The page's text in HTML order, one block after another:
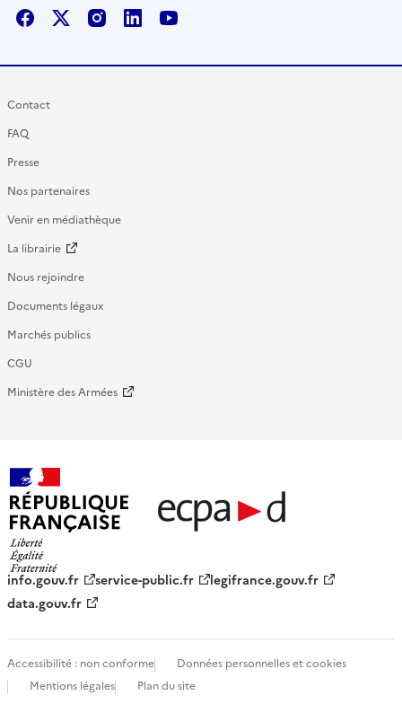
FacebookX / TwitterInstagram
LinkedInYoutube
Contact
FAQ
Presse
Nos partenaires
Venir en médiathèque
La librairie
Nous rejoindre
Documents légaux
Marchés publics
CGU
Ministère des Armées
française - ECPAD
info.gouv.fr service-public.fr
legifrance.gouv.fr
data.gouv.fr
Accessibilité : non conforme
Données personnelles et cookies
Mentions légales
Plan du site